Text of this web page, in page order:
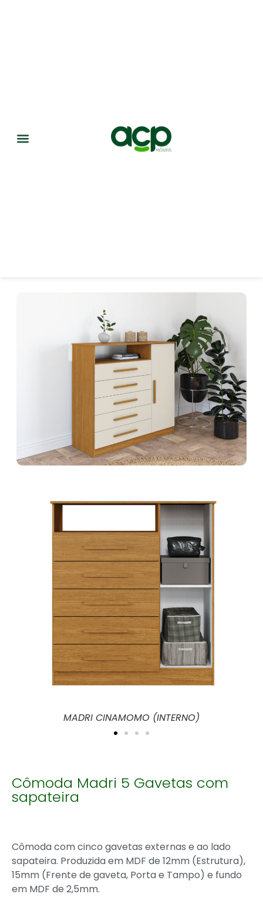
MADRI CINAMOMO OFF
Cômoda Madri 5 Gavetas com
sapateira
Cômoda com cinco gavetas externas e ao lado
sapateira. Produzida em MDF de 12mm (Estrutura),
15mm (Frente de gaveta, Porta e Tampo) e fundo
em MDF de 2,5mm.